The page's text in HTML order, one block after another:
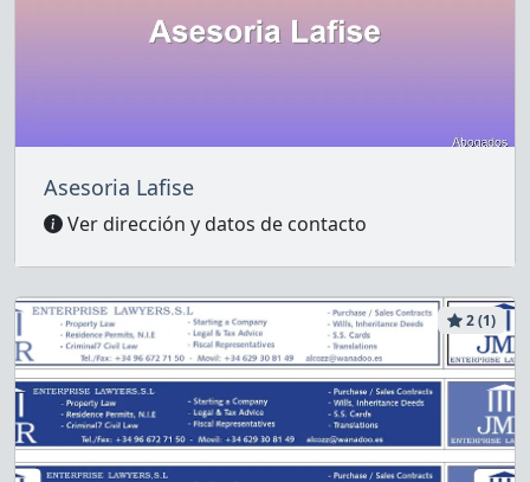
Asesoria Lafise
Ver dirección y datos de contacto
2 (1)